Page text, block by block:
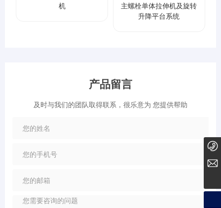
机
主螺栓单体拉伸机及旋转
升降平台系统
产品留言
及时与我们的团队取得联系，很乐意为 您提供帮助